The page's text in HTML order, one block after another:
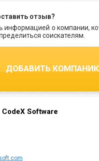
отзыв?
информацией о компании,
соискателям.
ДОБАВИТЬ
CodeX Software